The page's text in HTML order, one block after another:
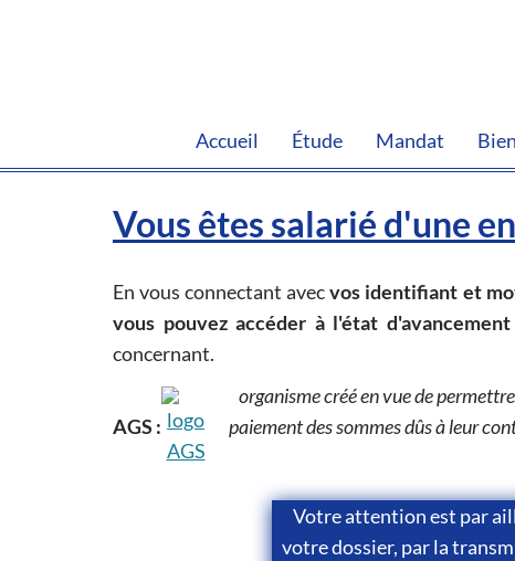
Accueil Étude Mandat
Vous êtes salarié d'une
En vous connectant avecvos identifiant et
vous pouvez accéder à l'état
concernant.
AGS :
organisme créé en vue de
paiement des sommes dûs à leur
Votre attention est par
votre dossier, par la